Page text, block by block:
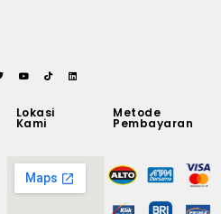
Lokasi
Kami
Metode
Pembayaran